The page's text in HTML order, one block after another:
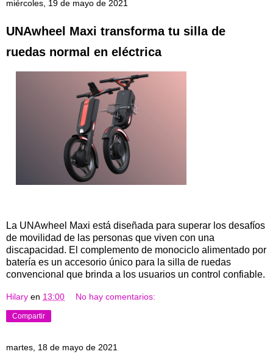
miércoles, 19 de mayo de 2021
UNAwheel Maxi transforma tu silla de
ruedas normal en eléctrica
La UNAwheel Maxi está diseñada para superar los desafíos
de movilidad de las personas que viven con una
discapacidad. El complemento de monociclo alimentado por
batería es un accesorio único para la silla de ruedas
convencional que brinda a los usuarios un control confiable.
Hilary en 13:00 No hay comentarios:
Compartir
martes, 18 de mayo de 2021